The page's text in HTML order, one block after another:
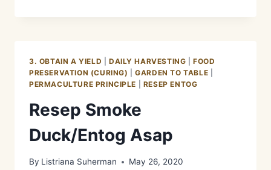
COOKING
DUCK
3. OBTAIN A YIELD DAILY HARVESTING |FOOD
PRESERVATION (CURING) |GARDEN TO TABLE
PERMACULTURE PRINCIPLE
RESEP ENTOG
Resep Smoke
Duck/Entog Asap
By Listriana Suherman May 26, 2020